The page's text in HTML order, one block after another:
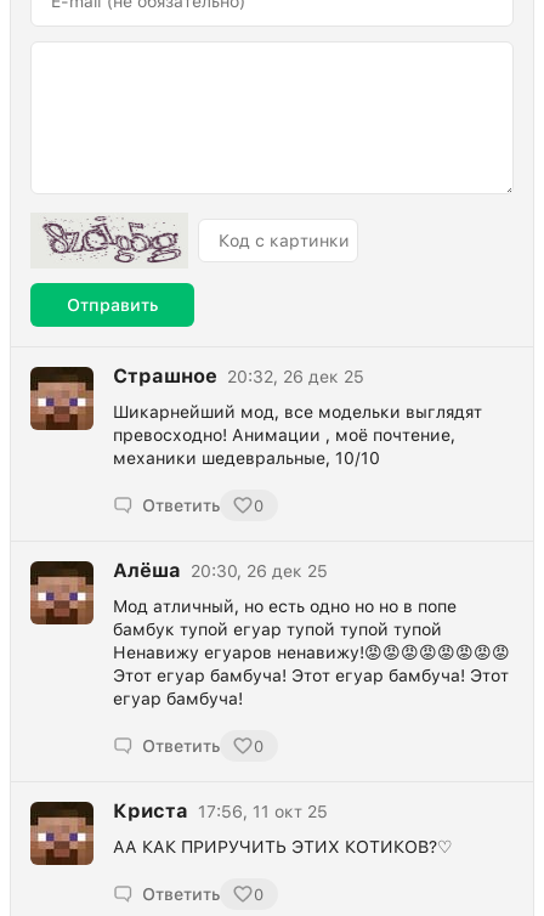
Отправить
Страшное
20:32, 26 дек 25
Шикарнейший мод, все модельки выглядят
превосходно! Анимации , моё почтение,
механики шедевральные, 10/10
Ответить 0
Алёша
20:30, 26 дек 25
Мод атличный, но есть одно но но в попе
бамбук тупой егуар тупой тупой тупой
Ненавижу егуаров ненавижу!😡😡😡😡😡😡😡😡
Этот егуар бамбуча! Этот егуар бамбуча! Этот
егуар бамбуча!
Ответить 0
Криста
17:56, 11 окт 25
АА КАК ПРИРУЧИТЬ ЭТИХ КОТИКОВ?♡
Ответить 0